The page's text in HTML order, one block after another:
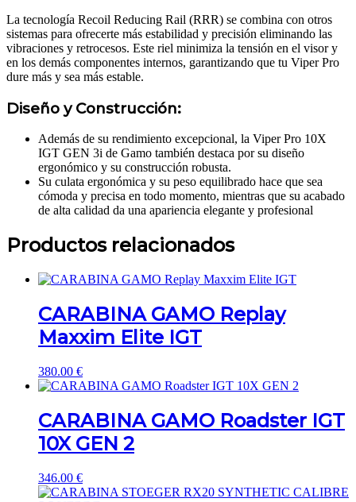
La tecnología Recoil Reducing Rail (RRR) se combina con otros
sistemas para ofrecerte más estabilidad y precisión eliminando las
vibraciones y retrocesos. Este riel minimiza la tensión en el visor y
en los demás componentes internos, garantizando que tu Viper Pro
dure más y sea más estable.
Diseño y Construcción:
Además de su rendimiento excepcional, la Viper Pro 10X
IGT GEN 3i de Gamo también destaca por su diseño
ergonómico y su construcción robusta.
Su culata ergonómica y su peso equilibrado hace que sea
cómoda y precisa en todo momento, mientras que su acabado
de alta calidad da una apariencia elegante y profesional
Productos relacionados
CARABINA GAMO Replay
Maxxim Elite IGT
380.00 €
CARABINA GAMO Roadster IGT
10X GEN 2
346.00 €